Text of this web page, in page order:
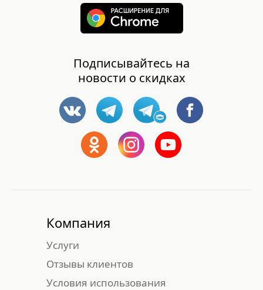
Подписывайтесь на
новости о скидках
Условия использования
Услуги
Компания
Отзывы клиентов